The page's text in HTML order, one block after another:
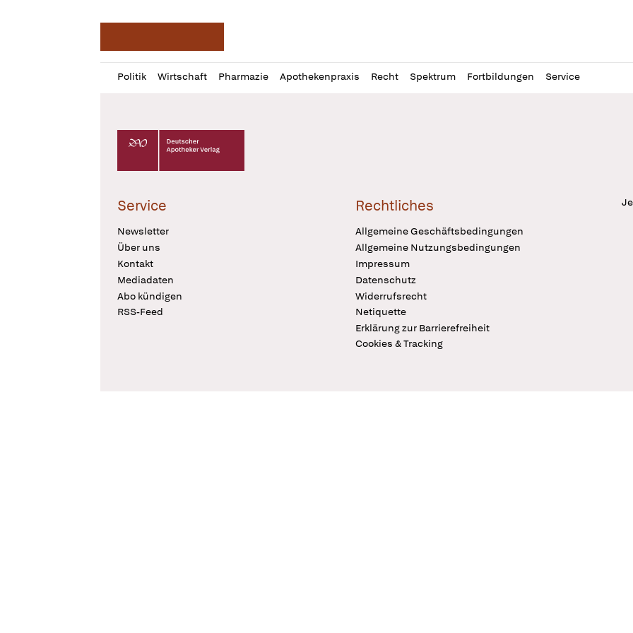
Politik Wirtschaft Pharmazie Apothekenpraxis Recht Spektrum Fortbildungen Service
Profil
öffnen
Daz
Pur
Deutscher Apotheker Verlag Logo
Service
Newsletter
Über uns
Kontakt
Mediadaten
Abo kündigen
RSS-Feed
Rechtliches
Allgemeine Geschäftsbedingungen
Allgemeine Nutzungsbedingungen
Impressum
Datenschutz
Widerrufsrecht
Netiquette
Erklärung zur Barrierefreiheit
Cookies & Tracking